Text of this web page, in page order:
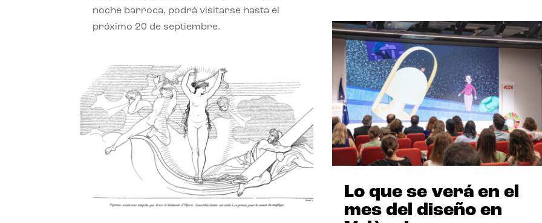
noche barroca, podrá visitarse hasta el
próximo 20 de septiembre.
Lo que se verá en el
mes del diseño en